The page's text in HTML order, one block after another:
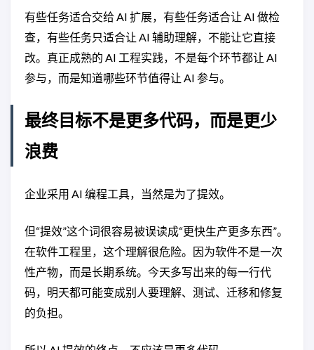
有些任务适合交给 AI 扩展，有些任务适合让 AI 做检
查，有些任务只适合让 AI 辅助理解，不能让它直接
改。真正成熟的 AI 工程实践，不是每个环节都让 AI
参与，而是知道哪些环节值得让 AI 参与。
最终目标不是更多代码，而是更少
浪费
企业采用 AI 编程工具，当然是为了提效。
但“提效”这个词很容易被误读成“更快生产更多东西”。
在软件工程里，这个理解很危险。因为软件不是一次
性产物，而是长期系统。今天多写出来的每一行代
码，明天都可能变成别人要理解、测试、迁移和修复
的负担。